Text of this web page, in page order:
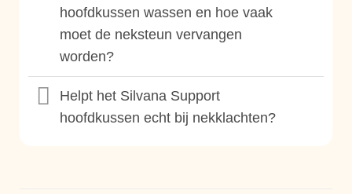
hoofdkussen wassen en hoe vaak
moet de neksteun vervangen
worden?
Helpt het Silvana Support
hoofdkussen echt bij nekklachten?